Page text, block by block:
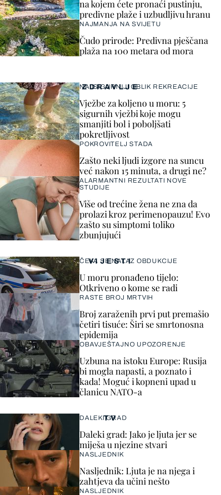
VIJESTI
ČEKA SE NALAZ OBDUKCIJE
U moru pronađeno tijelo:
Otkriveno o kome se radi
RASTE BROJ MRTVIH
Broj zaraženih prvi put premašio
četiri tisuće: Širi se smrtonosna
epidemija
OBAVJEŠTAJNO UPOZORENJE
Uzbuna na istoku Europe: Rusija
bi mogla napasti, a poznato i
kada! Moguć i kopneni upad u
članicu NATO-a
ZDRAVLJE
NAJSIGURNIJI OBLIK REKREACIJE
Vježbe za koljeno u moru: 5
sigurnih vježbi koje mogu
smanjiti bol i poboljšati
pokretljivost
POKROVITELJ STADA
Zašto neki ljudi izgore na suncu
već nakon 15 minuta, a drugi ne?
ALARMANTNI REZULTATI NOVE
STUDIJE
Više od trećine žena ne zna da
prolazi kroz perimenopauzu! Evo
zašto su simptomi toliko
zbunjujući
TV
DALEKI GRAD
Daleki grad: Jako je ljuta jer se
miješa u njezine stvari
NASLJEDNIK
Nasljednik: Ljuta je na njega i
zahtjeva da učini nešto
NASLJEDNIK
na kojem ćete pronaći pustinju,
predivne plaže i uzbudljivu hranu
NAJMANJA NA SVIJETU
Čudo prirode: Predivna pješčana
plaža na 100 metara od mora